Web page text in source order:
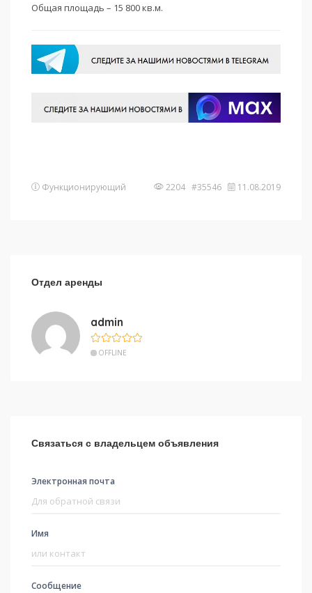
Общая площадь – 15 800 кв.м.
Функционирующий 2204 #35546 11.08.2019
Отдел аренды
admin
OFFLINE
Связаться с владельцем объявления
Электронная почта
Имя
Сообщение